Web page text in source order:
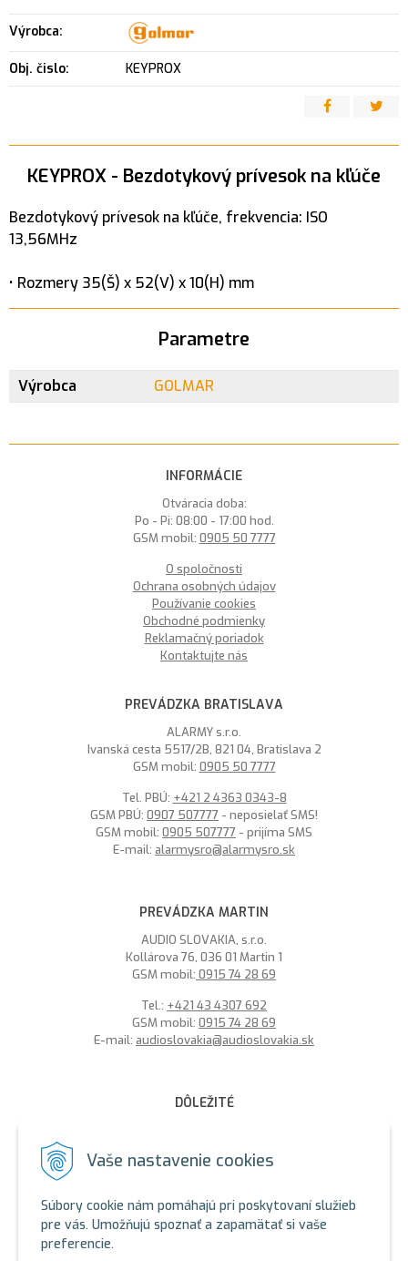
Vaše nastavenie cookies
Súbory cookie nám pomáhajú pri poskytovaní služieb
pre vás. Umožňujú spoznať a zapamätať si vaše
preferencie.
Výrobca:
Obj. čislo: KEYPROX
KEYPROX - Bezdotykový prívesok na kľúče
Bezdotykový prívesok na kľúče, frekvencia: ISO
13,56MHz
• Rozmery 35(Š) x 52(V) x 10(H) mm
Parametre
Výrobca GOLMAR
INFORMÁCIE
Otváracia doba:
Po - Pi: 08:00 - 17:00 hod.
GSM mobil: 0905 50 7777
O spoločnosti
Ochrana osobných údajov
Používanie cookies
Obchodné podmienky
Reklamačný poriadok
Kontaktujte nás
PREVÁDZKA BRATISLAVA
ALARMY s.r.o.
Ivanská cesta 5517/2B, 821 04, Bratislava 2
GSM mobil: 0905 50 7777
Tel. PBÚ: +421 2 4363 0343-8
GSM PBÚ: 0907 507777 - neposielať SMS!
GSM mobil: 0905 507777 - prijíma SMS
E-mail: alarmysro@alarmysro.sk
PREVÁDZKA MARTIN
AUDIO SLOVAKIA, s.r.o.
Kollárova 76, 036 01 Martin 1
GSM mobil: 0915 74 28 69
Tel.: +421 43 4307 692
GSM mobil: 0915 74 28 69
E-mail: audioslovakia@audioslovakia.sk
DÔLEŽITÉ
Sme členmi spoločenstva SEWA, zabezpečujeme likvidáciu
sú zahrnuté v cene produktov.